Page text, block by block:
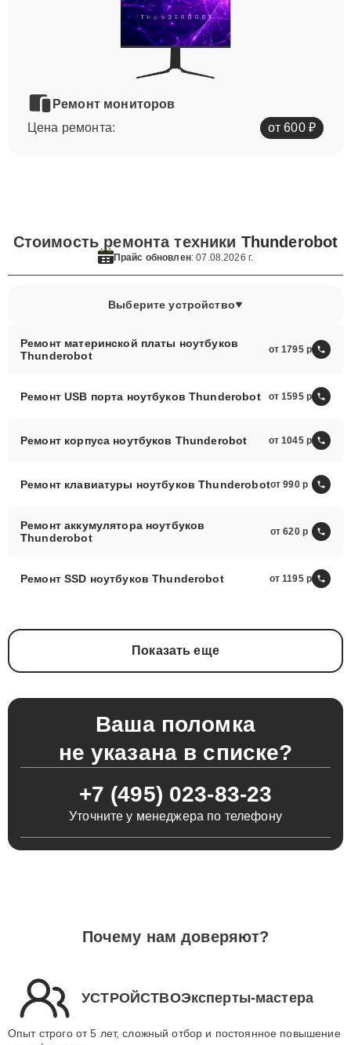
Ремонт мониторов
Цена ремонта:
от 600 ₽
Стоимость ремонта техники Thunderobot
Прайс обновлен: 07.08.2026 г.
Выберите устройство
Ремонт материнской платы ноутбуков
Thunderobot
от 1795
Ремонт USB порта ноутбуков Thunderobot от 1595
Ремонт корпуса ноутбуков Thunderobot от 1045
Ремонт клавиатуры ноутбуков Thunderobotот 990
Ремонт аккумулятора ноутбуков
Thunderobot
от 620
Ремонт SSD ноутбуков Thunderobot от 1195
Показать еще
Ваша поломка
не указана в списке?
+7 (495) 023-83-23
Уточните у менеджера по телефону
Почему нам доверяют?
УСТРОЙСТВОЭксперты-мастера
Опыт строго от 5 лет, сложный отбор и постоянное повышение